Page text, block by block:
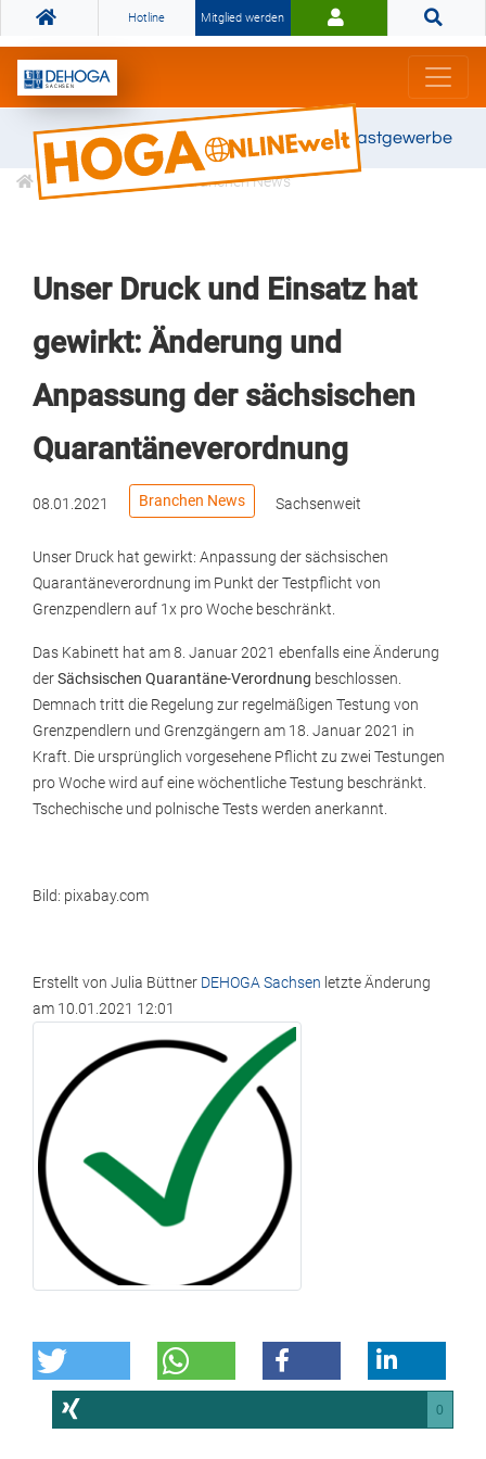
Hotline Mitglied werden
Gemeinsam stark für das Gastgewerbe
Informationen Branchen News
Unser Druck und Einsatz hat
gewirkt: Änderung und
Anpassung der sächsischen
Quarantäneverordnung
08.01.2021 Branchen News Sachsenweit
Unser Druck hat gewirkt: Anpassung der sächsischen
Quarantäneverordnung im Punkt der Testpflicht von
Grenzpendlern auf 1x pro Woche beschränkt.
Das Kabinett hat am 8. Januar 2021 ebenfalls eine Änderung
derSächsischen Quarantäne-Verordnung beschlossen.
Demnach tritt die Regelung zur regelmäßigen Testung von
Grenzpendlern und Grenzgängern am 18. Januar 2021 in
Kraft. Die ursprünglich vorgesehene Pflicht zu zwei Testungen
pro Woche wird auf eine wöchentliche Testung beschränkt.
Tschechische und polnische Tests werden anerkannt.
Bild: pixabay.com
Erstellt von Julia Büttner DEHOGA Sachsen letzte Änderung
am 10.01.2021 12:01
0